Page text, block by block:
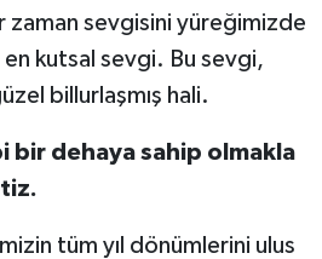
zaman sevgisini yüreğimizde
kutsal sevgi. Bu sevgi,
billurlaşmış hali.
bir dehaya sahip olmakla
tüm yıl dönümlerini ulus